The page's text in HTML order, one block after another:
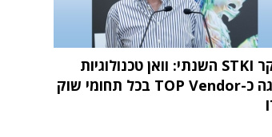
מחקר STKI השנתי: וואן טכנולוגיות
דורגה כ-TOP Vendor בכל תחומי שוק